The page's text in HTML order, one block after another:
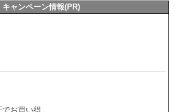
キャンペーン情報(PR)
でお買い得